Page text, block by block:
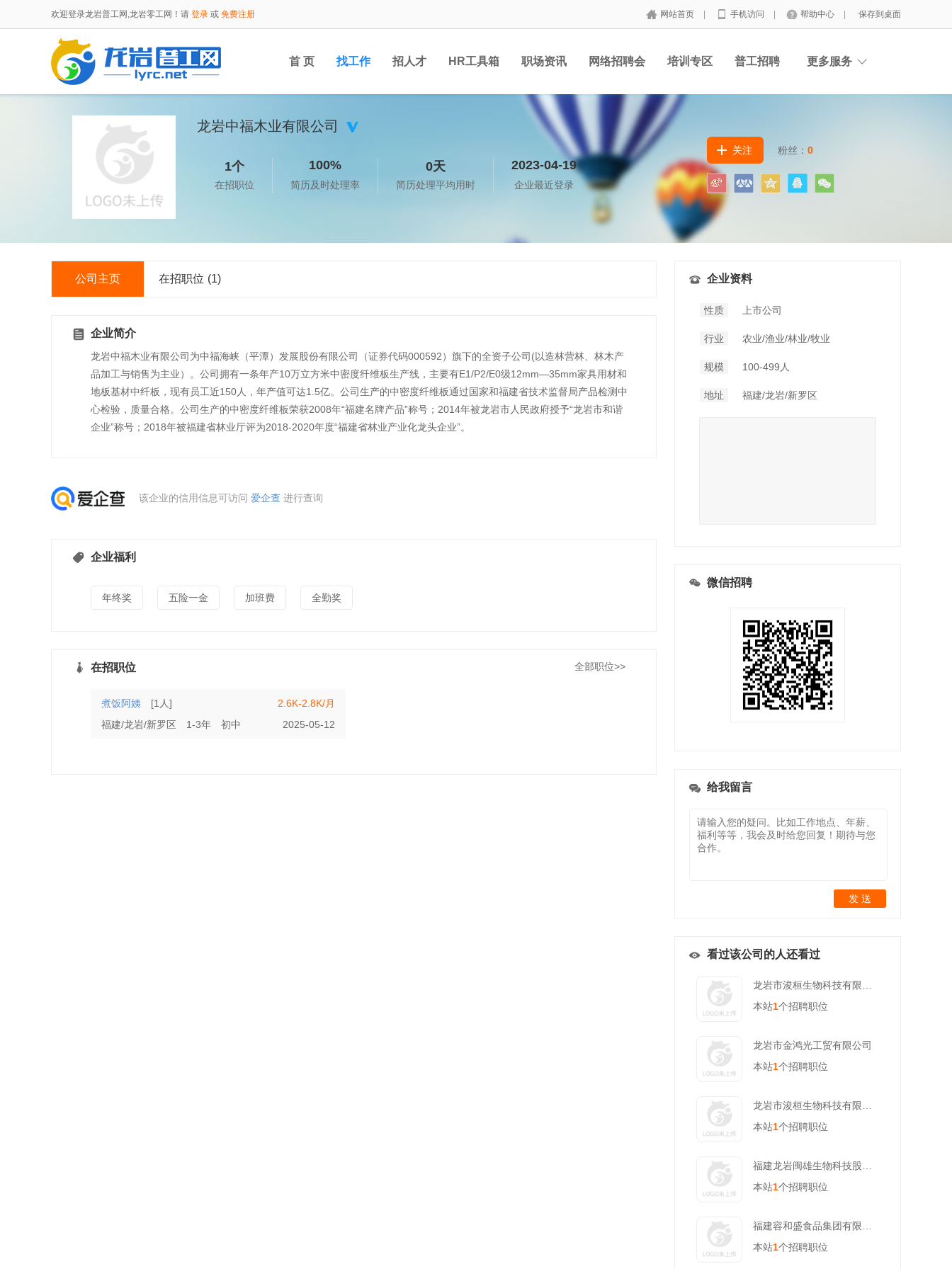
欢迎登录龙岩普工网,龙岩零工网！请 登录 或 免费注册 网站首页 手机访问 帮助中心 保存到桌面
首 页 找工作 招人才 HR工具箱 职场资讯 网络招聘会 培训专区 普工招聘 更多服务
龙岩中福木业有限公司
1个
在招职位
100%
简历及时处理率
0天
简历处理平均用时
2023-04-19
企业最近登录
关注 粉丝： 0
公司主页 在招职位 (1)
企业简介
龙岩中福木业有限公司为中福海峡（平潭）发展股份有限公司（证券代码000592）旗下的全资子公司(以造林营林、林木产
品加工与销售为主业）。公司拥有一条年产10万立方米中密度纤维板生产线，主要有E1/P2/E0级12mm—35mm家具用材和
地板基材中纤板，现有员工近150人，年产值可达1.5亿。公司生产的中密度纤维板通过国家和福建省技术监督局产品检测中
心检验，质量合格。公司生产的中密度纤维板荣获2008年“福建名牌产品”称号；2014年被龙岩市人民政府授予“龙岩市和谐
企业”称号；2018年被福建省林业厅评为2018-2020年度“福建省林业产业化龙头企业”。
该企业的信用信息可访问 爱企查 进行查询
企业福利
年终奖 五险一金 加班费 全勤奖
在招职位 全部职位>>
煮饭阿姨 [1人]
2.6K-2.8K/月
福建/龙岩/新罗区
1-3年 初中 2025-05-12
企业资料
性质 上市公司
行业 农业/渔业/林业/牧业
规模 100-499人
地址 福建/龙岩/新罗区
微信招聘
给我留言
发 送
看过该公司的人还看过
本站1个招聘职位
龙岩市金鸿光工贸有限公司
本站1个招聘职位
本站1个招聘职位
本站1个招聘职位
本站1个招聘职位